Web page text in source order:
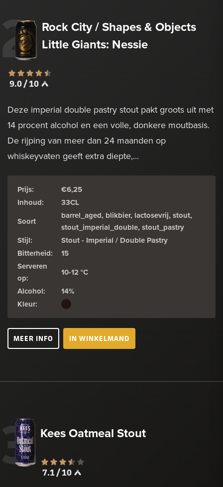
2
Rock City / Shapes & Objects
Little Giants: Nessie
9.0 / 10
Deze imperial double pastry stout pakt groots uit met
14 procent alcohol en een volle, donkere moutbasis.
De rijping van meer dan 24 maanden op
whiskeyvaten geeft extra diepte,...
Prijs:
€6,25
Inhoud:
33CL
Soort
barrel_aged, blikbier, lactosevrij, stout,
stout_imperial_double, stout_pastry
Stijl:
Stout - Imperial / Double Pastry
Bitterheid:
15
Serveren
op:
10-12 °C
Alcohol:
14%
Kleur:
MEER INFO IN WINKELMAND
3 Kees Oatmeal Stout
7.1 / 10